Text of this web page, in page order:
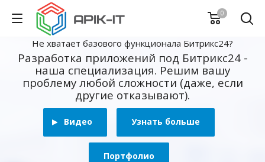
0
Не хватает базового функционала Битрикс24?
Разработка приложений под Битрикс24 -
наша специализация. Решим вашу
проблему любой сложности (даже, если
другие отказывают).
Видео Узнать больше
Портфолио